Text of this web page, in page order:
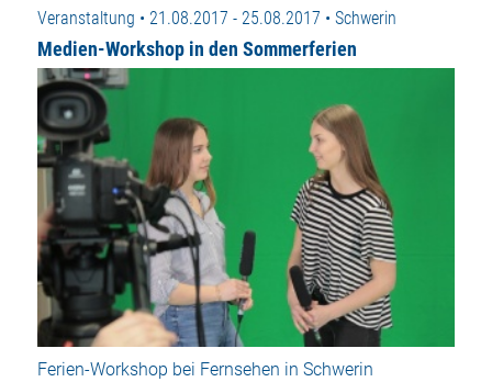
Veranstaltung • 21.08.2017 - 25.08.2017 • Schwerin
Medien-Workshop in den Sommerferien
Ferien-Workshop bei Fernsehen in Schwerin